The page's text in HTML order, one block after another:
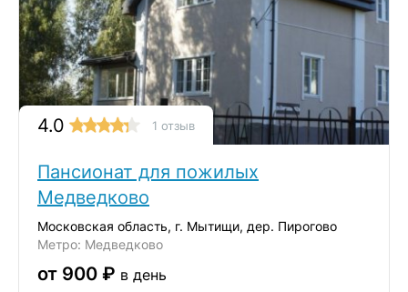
4.0 1 отзыв
Пансионат для пожилых
Медведково
Московская область, г. Мытищи, дер. Пирогово
Метро: Медведково
от 900 ₽ в день